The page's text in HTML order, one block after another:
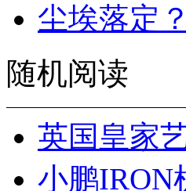
尘埃落定
随机阅读
英国皇家
小鹏IRON